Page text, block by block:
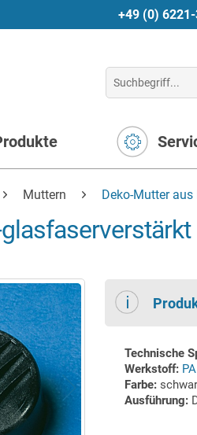
+49 (0)
Muttern Deko-Mutter
Technische
Werkstoff:
Farbe:
Ausführung: